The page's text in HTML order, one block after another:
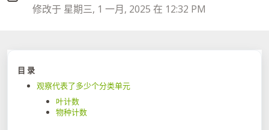
修改于 星期三, 1 一月, 2025 在 12:32 PM
目 录
观察代表了多少个分类单元
叶计数
物种计数